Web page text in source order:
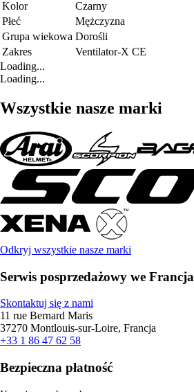
Kolor
Czarny
Płeć
Mężczyzna
Grupa wiekowa Dorośli
Zakres
Ventilator-X CE
Loading...
Loading...
Wszystkie nasze marki
Odkryj wszystkie nasze marki
Serwis posprzedażowy we Francja
Skontaktuj się z nami
11 rue Bernard Maris
37270 Montlouis-sur-Loire, Francja
+33 1 86 47 62 58
Bezpieczna płatność